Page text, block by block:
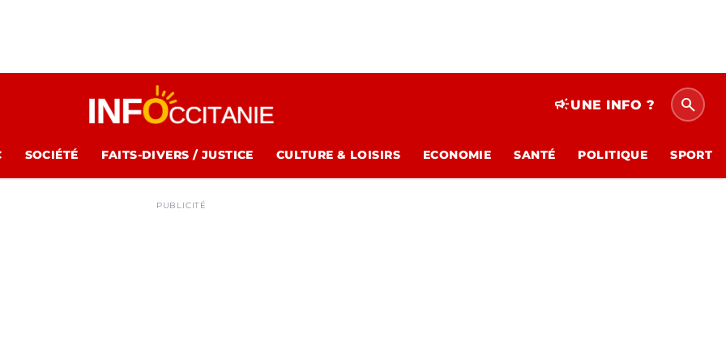
campaignUNE INFO ? search
SOCIÉTÉ FAITS-DIVERS / JUSTICE CULTURE & LOISIRS ECONOMIE SANTÉ POLITIQUE SPORT
PUBLICITÉ